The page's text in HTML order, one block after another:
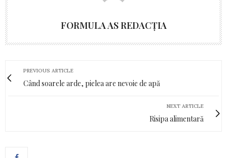
FORMULA AS REDACȚIA
PREVIOUS ARTICLE
Când soarele arde, pielea are nevoie de apă
NEXT ARTICLE
Risipa alimentară